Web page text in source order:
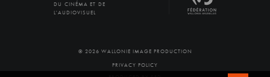
DU CINÉMA ET DE
L'AUDIOVISUEL
© 2026 WALLONIE IMAGE PRODUCTION
PRIVACY POLICY